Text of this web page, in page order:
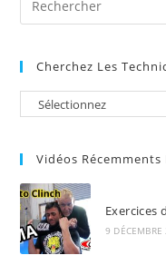
Cherchez Les
Vidéos Récemments
Exercices
9